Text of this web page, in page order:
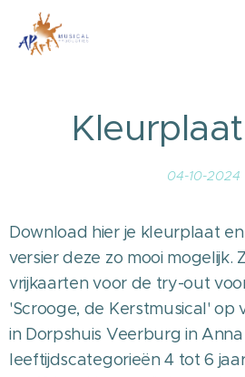
04-10-2024
Download hier je kleurplaat
versier deze zo mooi mogelijk.
vrijkaarten voor de try-out
'Scrooge, de Kerstmusical' op
in Dorpshuis Veerburg in
leeftijdscategorieën 4 tot 6